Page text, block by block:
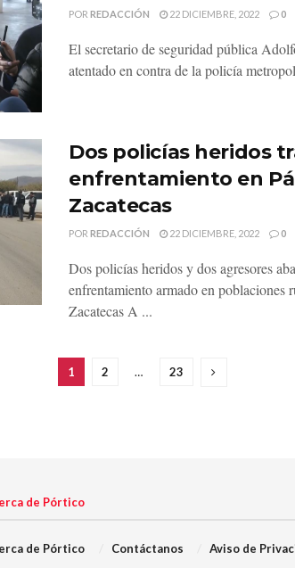
POR REDACCIÓN 22 DICIEMBRE, 2022 0
El secretario de seguridad pública
atentado en contra de la policía
Dos policías heridos
enfrentamiento en
Zacatecas
POR REDACCIÓN 22 DICIEMBRE, 2022 0
Dos policías heridos y dos agresores
enfrentamiento armado en poblaciones
Zacatecas A ...
1 2 … 23
de Pórtico
de Pórtico Contáctanos Aviso de